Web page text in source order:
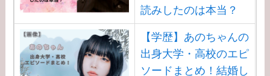
読みしたのは本当？
【学歴】あのちゃんの
出身大学・高校のエピ
ソードまとめ！結婚し